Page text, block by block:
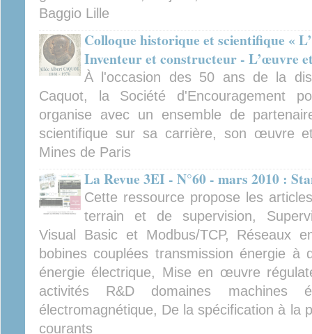
Baggio Lille
Colloque historique et scientifique «
Inventeur et constructeur - L’œuvre
À l'occasion des 50 ans de la
Caquot, la Société d'Encouragement
organise avec un ensemble de
scientifique sur sa carrière, son œuvre
Mines de Paris
La Revue 3EI - N°60 - mars 2010 :
Cette ressource propose les
terrain et de supervision,
Visual Basic et Modbus/TCP, Réseaux
bobines couplées transmission énergie à
énergie électrique, Mise en œuvre
activités R&D domaines machines
électromagnétique, De la spécification à la
courants